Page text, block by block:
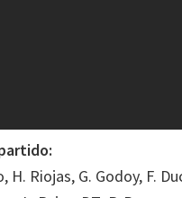
H. Riojas, G. Godoy, F.